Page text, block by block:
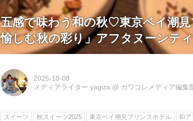
五感で味わう和の秋♡東京ベイ潮
愉しむ秋の彩り」アフタヌーンテ
2025-10-08
メディアライター yagiza @ カワコレメディア編集
スイーツ 秋スイーツ2025 東京ベイ潮見プリンスホテル 和ア